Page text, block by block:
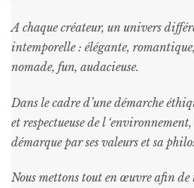
A chaque créateur, un univers
intemporelle : élégante,
nomade, fun, audacieuse.
Dans le cadre d’une démarche
et respectueuse de l
démarque par ses valeurs et sa
Nous mettons tout en œuvre afin